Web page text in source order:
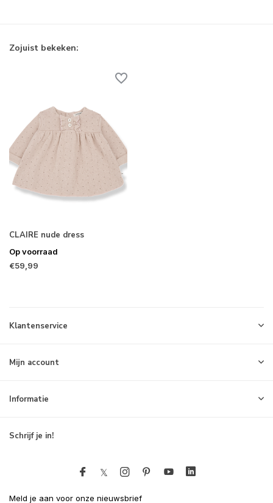
Zojuist bekeken:
CLAIRE nude dress
Op voorraad
€59,99
Klantenservice
Mijn account
Informatie
Schrijf je in!
Meld je aan voor onze nieuwsbrief